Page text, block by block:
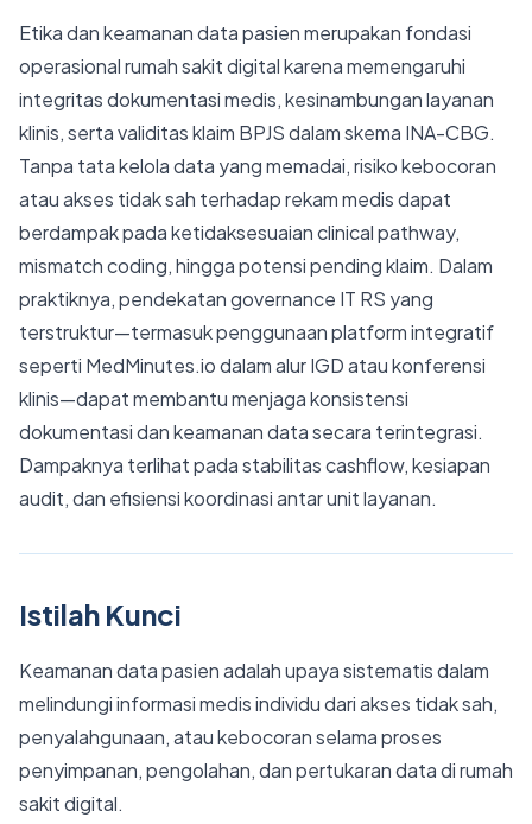
Etika dan keamanan data pasien merupakan fondasi
operasional rumah sakit digital karena memengaruhi
integritas dokumentasi medis, kesinambungan layanan
klinis, serta validitas klaim BPJS dalam skema INA-CBG.
Tanpa tata kelola data yang memadai, risiko kebocoran
atau akses tidak sah terhadap rekam medis dapat
berdampak pada ketidaksesuaian clinical pathway,
mismatch coding, hingga potensi pending klaim. Dalam
praktiknya, pendekatan governance IT RS yang
terstruktur—termasuk penggunaan platform integratif
seperti MedMinutes.io dalam alur IGD atau konferensi
klinis—dapat membantu menjaga konsistensi
dokumentasi dan keamanan data secara terintegrasi.
Dampaknya terlihat pada stabilitas cashflow, kesiapan
audit, dan efisiensi koordinasi antar unit layanan.
Istilah Kunci
Keamanan data pasien adalah upaya sistematis dalam
melindungi informasi medis individu dari akses tidak sah,
penyalahgunaan, atau kebocoran selama proses
penyimpanan, pengolahan, dan pertukaran data di rumah
sakit digital.